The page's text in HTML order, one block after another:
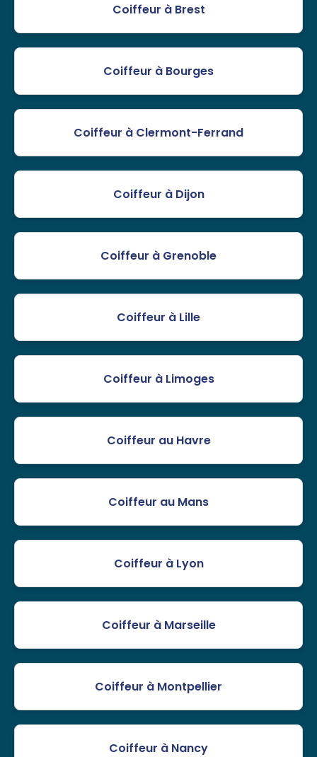
Coiffeur à Brest
Coiffeur à Bourges
Coiffeur à Clermont-Ferrand
Coiffeur à Dijon
Coiffeur à Grenoble
Coiffeur à Lille
Coiffeur à Limoges
Coiffeur au Havre
Coiffeur au Mans
Coiffeur à Lyon
Coiffeur à Marseille
Coiffeur à Montpellier
Coiffeur à Nancy